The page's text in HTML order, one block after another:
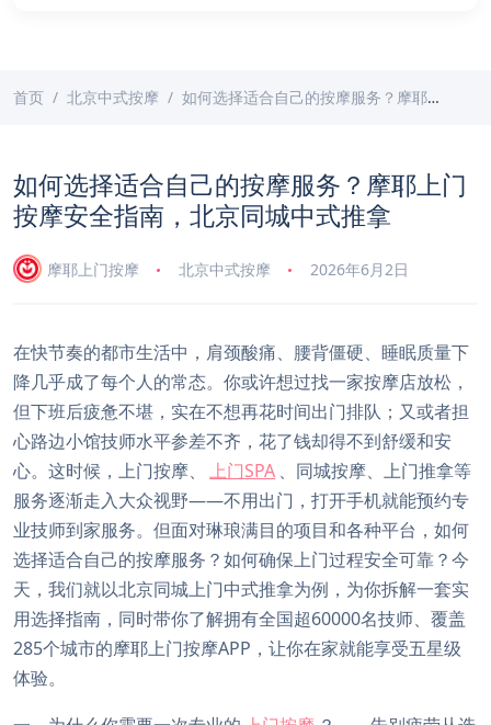
首页 北京中式按摩 如何选择适合自己的按摩服务？摩耶上门按摩安全指南，北京同城中式推拿
如何选择适合自己的按摩服务？摩耶上门
按摩安全指南，北京同城中式推拿
摩耶上门按摩 北京中式按摩 2026年6月2日
在快节奏的都市生活中，肩颈酸痛、腰背僵硬、睡眠质量下
降几乎成了每个人的常态。你或许想过找一家按摩店放松，
但下班后疲惫不堪，实在不想再花时间出门排队；又或者担
心路边小馆技师水平参差不齐，花了钱却得不到舒缓和安
心。这时候，上门按摩、
上门SPA 、同城按摩、上门推拿等
服务逐渐走入大众视野——不用出门，打开手机就能预约专
业技师到家服务。但面对琳琅满目的项目和各种平台，如何
选择适合自己的按摩服务？如何确保上门过程安全可靠？今
天，我们就以北京同城上门中式推拿为例，为你拆解一套实
用选择指南，同时带你了解拥有全国超60000名技师、覆盖
285个城市的摩耶上门按摩APP，让你在家就能享受五星级
体验。